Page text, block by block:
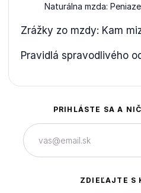
Naturálna mzda:
Zrážky zo mzdy: Kam
Pravidlá spravodlivého
PRIHLÁSTE SA A
ZDIEĽAJTE S